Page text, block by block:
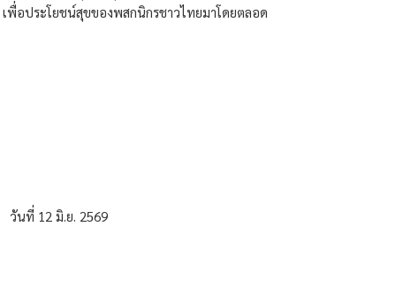
เพื่อประโยชน์สุขของพสกนิกรชาวไทยมาโดยตลอด
วันที่ 12 มิ.ย. 2569